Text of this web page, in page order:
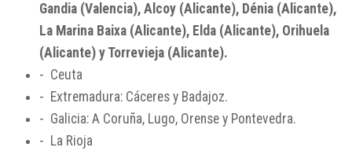
Gandia (Valencia), Alcoy (Alicante), Dénia (Alicante),
La Marina Baixa (Alicante), Elda (Alicante), Orihuela
(Alicante) y Torrevieja (Alicante).
- Ceuta
- Extremadura: Cáceres y Badajoz.
- Galicia: A Coruña, Lugo, Orense y Pontevedra.
- La Rioja